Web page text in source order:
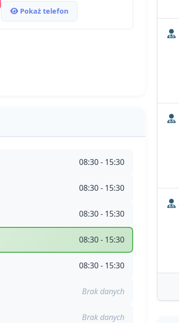
Pokaż telefon
08:30 - 15:30
08:30 - 15:30
08:30 - 15:30
08:30 - 15:30
08:30 - 15:30
Brak danych
Brak danych